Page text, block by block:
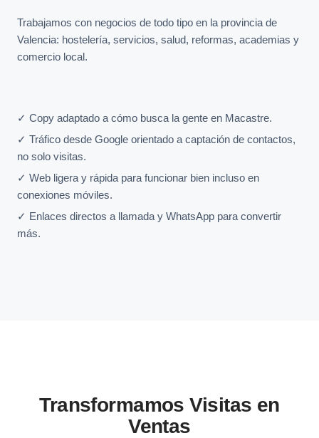
Trabajamos con negocios de todo tipo en la provincia de
Valencia: hostelería, servicios, salud, reformas, academias y
comercio local.
✓ Copy adaptado a cómo busca la gente en Macastre.
✓ Tráfico desde Google orientado a captación de contactos,
no solo visitas.
✓ Web ligera y rápida para funcionar bien incluso en
conexiones móviles.
✓ Enlaces directos a llamada y WhatsApp para convertir
más.
Transformamos Visitas en
Ventas